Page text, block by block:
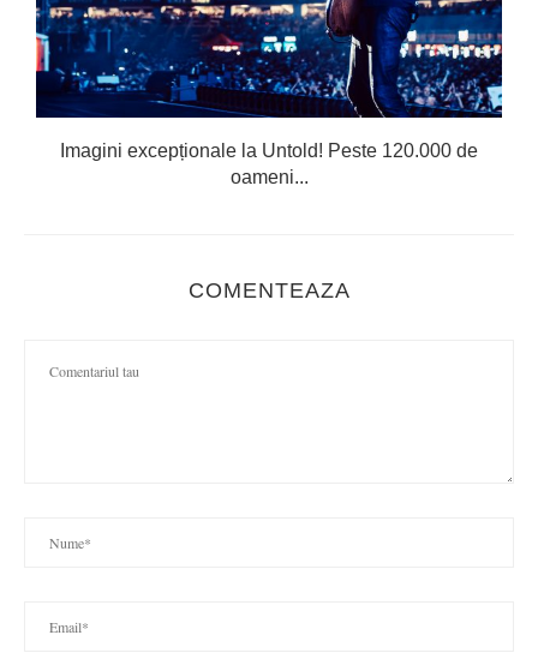
Imagini excepționale la Untold! Peste 120.000 de
oameni...
COMENTEAZA